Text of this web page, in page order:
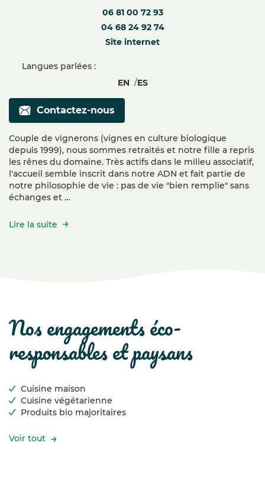
06 81 00 72 93
04 68 24 92 74
Site internet
Langues parlées :
EN
ES
Contactez-nous
Couple de vignerons (vignes en culture biologique
depuis 1999), nous sommes retraités et notre fille a repris
les rênes du domaine. Très actifs dans le milieu associatif,
l'accueil semble inscrit dans notre ADN et fait partie de
notre philosophie de vie : pas de vie "bien remplie" sans
échanges et …
Lire la suite
nos engagements éco-
responsables et paysans
Cuisine maison
Cuisine végétarienne
Produits bio majoritaires
Voir tout